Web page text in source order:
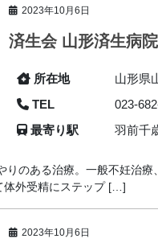
2023年10月6日
済生会 山形済生病院
所在地
山形県
TEL
023-
最寄り駅
羽前千
のある治療。一般不妊治
体外受精にステップ […]
2023年10月6日